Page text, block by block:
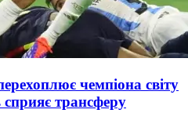
чемпіона світу
сприяє трансферу